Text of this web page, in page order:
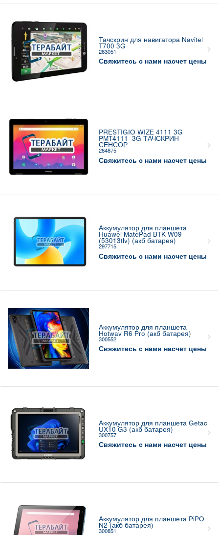
Тачскрин для навигатора Navitel
T700 3G
263051
Свяжитесь с нами насчет цены
PRESTIGIO WIZE 4111 3G
PMT4111_3G ТАЧСКРИН
СЕНСОР
284875
Свяжитесь с нами насчет цены
Аккумулятор для планшета
Huawei MatePad BTK-W09
(53013tlv) (акб батарея)
297715
Свяжитесь с нами насчет цены
Аккумулятор для планшета
Hotwav R6 Pro (акб батарея)
300552
Свяжитесь с нами насчет цены
Аккумулятор для планшета Getac
UX10 G3 (акб батарея)
300757
Свяжитесь с нами насчет цены
Аккумулятор для планшета PiPO
N2 (акб батарея)
300851